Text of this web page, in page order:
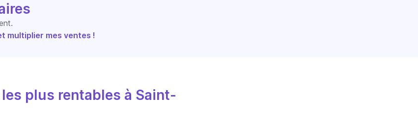
multiplier mes ventes !
plus rentables à Saint-